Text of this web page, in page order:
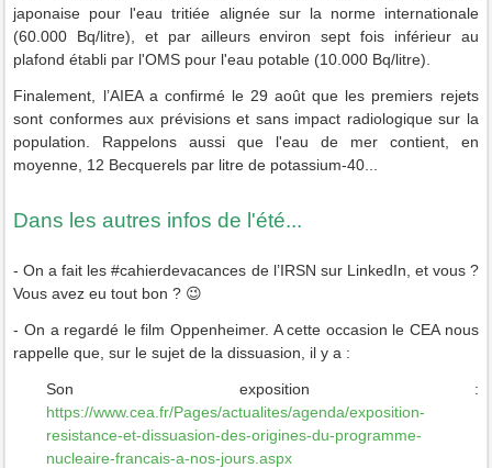
japonaise pour l'eau tritiée alignée sur la norme internationale
(60.000 Bq/litre), et par ailleurs environ sept fois inférieur au
plafond établi par l'OMS pour l'eau potable (10.000 Bq/litre).
Finalement, l’AIEA a confirmé le 29 août que les premiers rejets
sont conformes aux prévisions et sans impact radiologique sur la
population. Rappelons aussi que l'eau de mer contient, en
moyenne, 12 Becquerels par litre de potassium-40...
Dans les autres infos de l'été...
- On a fait les #cahierdevacances de l’IRSN sur LinkedIn, et vous ?
Vous avez eu tout bon ? 😉
- On a regardé le film Oppenheimer. A cette occasion le CEA nous
rappelle que, sur le sujet de la dissuasion, il y a :
Son exposition :
https://www.cea.fr/Pages/actualites/agenda/exposition-
resistance-et-dissuasion-des-origines-du-programme-
nucleaire-francais-a-nos-jours.aspx